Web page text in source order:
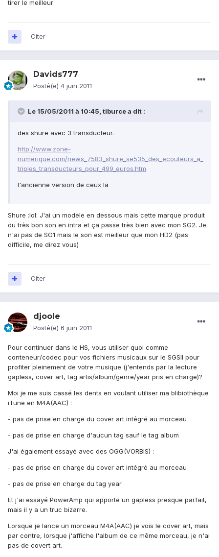
tirer le meilleur
Citer
Davids777
Posté(e) 4 juin 2011
Le 15/05/2011 à 10:45, tiburce a dit :
des shure avec 3 transducteur.
http://www.zone-
numerique.com/news_7583_shure_se535_des_ecouteurs_a_
triples_transducteurs_pour_499_euros.htm
l'ancienne version de ceux la
Shure :lol: J'ai un modèle en dessous mais cette marque produit
du très bon son en intra et ça passe très bien avec mon SG2. Je
n'ai pas de SG1 mais le son est meilleur que mon HD2 (pas
difficile, me direz vous)
Citer
djoole
Posté(e) 6 juin 2011
Pour continuer dans le HS, vous utiliser quoi comme
conteneur/codec pour vos fichiers musicaux sur le SGSII pour
profiter pleinement de votre musique (j'entends par la lecture
gapless, cover art, tag artis/album/genre/year pris en charge)?
Moi je me suis cassé les dents en voulant utiliser ma blibiothèque
iTune en M4A(AAC) :
- pas de prise en charge du cover art intégré au morceau
- pas de prise en charge d'aucun tag sauf le tag album
J'ai également essayé avec des OGG(VORBIS) :
- pas de prise en charge du cover art intégré au morceau
- pas de prise en charge du tag year
Et j'ai essayé PowerAmp qui apporte un gapless presque parfait,
mais il y a un truc bizarre.
Lorsque je lance un morceau M4A(AAC) je vois le cover art, mais
par contre, lorsque j'affiche l'album de ce même morceau, je n'ai
pas de covert art.